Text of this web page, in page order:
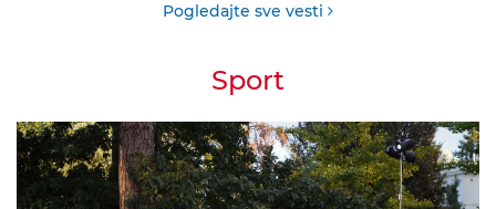
Pogledajte sve vesti
Sport